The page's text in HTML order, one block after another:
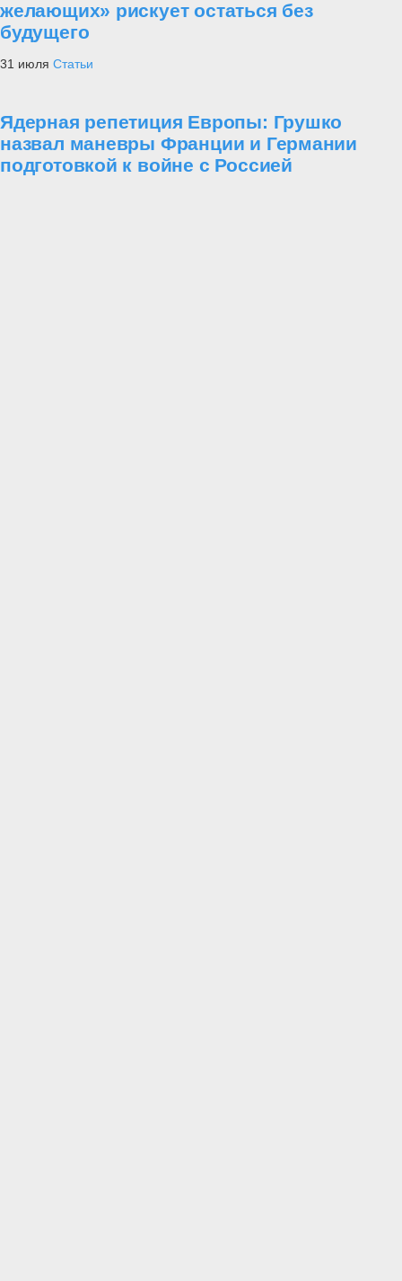
желающих» рискует остаться без
будущего
31 июля Статьи
Ядерная репетиция Европы: Грушко
назвал маневры Франции и Германии
подготовкой к войне с Россией